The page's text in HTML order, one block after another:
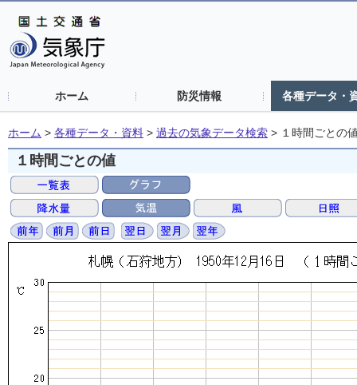
ホーム 防災情報 各種データ・
ホーム > 各種データ・資料 > 過去の気象データ検索 > １時間ごとの
１時間ごとの値